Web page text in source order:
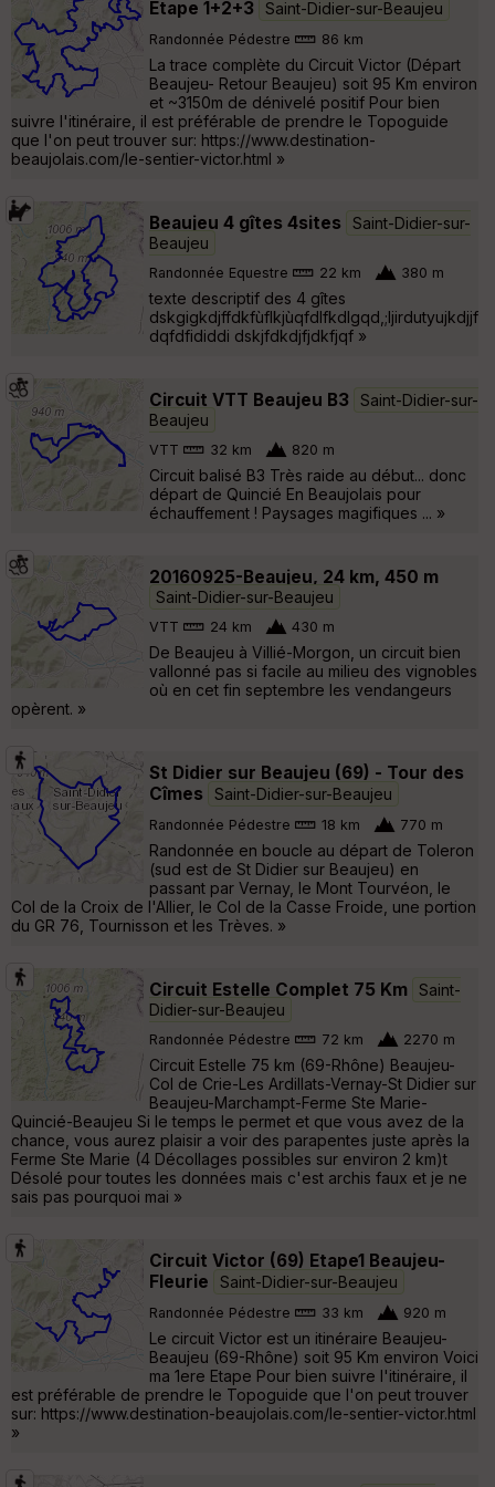
Etape 1+2+3
Saint-Didier-sur-Beaujeu
Randonnée Pédestre 86 km
La trace complète du Circuit Victor (Départ
Beaujeu- Retour Beaujeu) soit 95 Km environ
et ~3150m de dénivelé positif Pour bien
suivre l'itinéraire, il est préférable de prendre le Topoguide
que l'on peut trouver sur: https://www.destination-
beaujolais.com/le-sentier-victor.html »
Beaujeu 4 gîtes 4sites
Saint-Didier-sur-
Beaujeu
Randonnée Equestre 22 km 380 m
texte descriptif des 4 gîtes
dskgigkdjffdkfùflkjùqfdlfkdlgqd,;ljirdutyujkdjjf
dqfdfididdi dskjfdkdjfjdkfjqf »
Circuit VTT Beaujeu B3
Saint-Didier-sur-
Beaujeu
VTT 32 km 820 m
Circuit balisé B3 Très raide au début... donc
départ de Quincié En Beaujolais pour
échauffement ! Paysages magifiques ... »
20160925-Beaujeu, 24 km, 450 m
Saint-Didier-sur-Beaujeu
VTT 24 km 430 m
De Beaujeu à Villié-Morgon, un circuit bien
vallonné pas si facile au milieu des vignobles
où en cet fin septembre les vendangeurs
opèrent. »
St Didier sur Beaujeu (69) - Tour des
Cîmes
Saint-Didier-sur-Beaujeu
Randonnée Pédestre 18 km 770 m
Randonnée en boucle au départ de Toleron
(sud est de St Didier sur Beaujeu) en
passant par Vernay, le Mont Tourvéon, le
Col de la Croix de l'Allier, le Col de la Casse Froide, une portion
du GR 76, Tournisson et les Trèves. »
Circuit Estelle Complet 75 Km
Saint-
Didier-sur-Beaujeu
Randonnée Pédestre 72 km 2270 m
Circuit Estelle 75 km (69-Rhône) Beaujeu-
Col de Crie-Les Ardillats-Vernay-St Didier sur
Beaujeu-Marchampt-Ferme Ste Marie-
Quincié-Beaujeu Si le temps le permet et que vous avez de la
chance, vous aurez plaisir a voir des parapentes juste après la
Ferme Ste Marie (4 Décollages possibles sur environ 2 km)t
Désolé pour toutes les données mais c'est archis faux et je ne
sais pas pourquoi mai »
Circuit Victor (69) Etape1 Beaujeu-
Fleurie
Saint-Didier-sur-Beaujeu
Randonnée Pédestre 33 km 920 m
Le circuit Victor est un itinéraire Beaujeu-
Beaujeu (69-Rhône) soit 95 Km environ Voici
ma 1ere Etape Pour bien suivre l'itinéraire, il
est préférable de prendre le Topoguide que l'on peut trouver
sur: https://www.destination-beaujolais.com/le-sentier-victor.html
»